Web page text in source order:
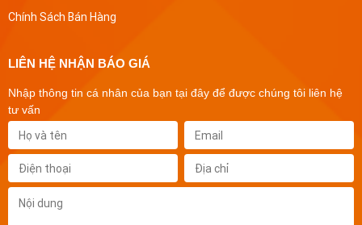
Chính Sách Bán Hàng
LIÊN HỆ NHẬN BÁO GIÁ
Nhập thông tin cá nhân của bạn tại đây để được chúng tôi liên hệ
tư vấn